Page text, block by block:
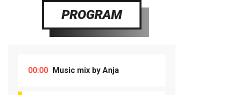
PROGRAM
00:00 Music mix by Anja